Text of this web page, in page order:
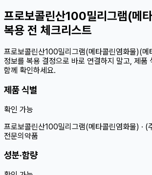
프로보콜린산100밀리그램(메
복용 전 체크리스트
프로보콜린산100밀리그램(메타콜린염화물)(메
정보를 복용 결정으로 바로 연결하지 말고, 제품
함께 확인하세요.
제품 식별
확인 가능
프로보콜린산100밀리그램(메타콜린염화물) · (
전문의약품
성분·함량